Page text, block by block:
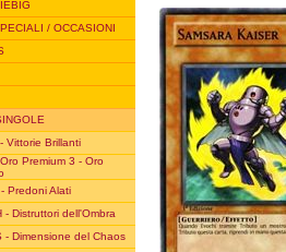
/ OCCASIONI
Vittorie Brillanti
Premium 3 - Oro
- Predoni Alati
- Distruttori dell'Ombra
- Dimensione del Chaos